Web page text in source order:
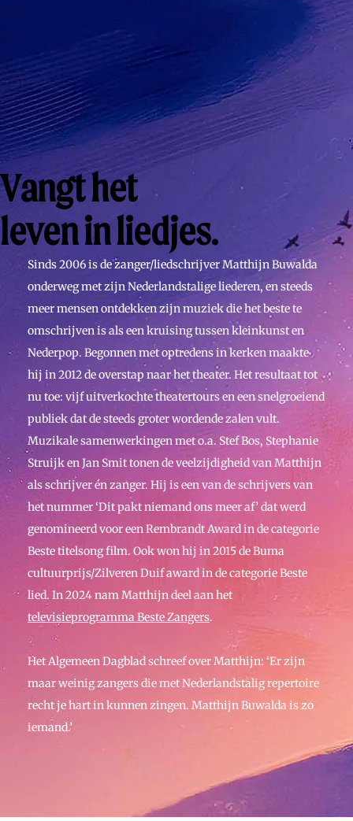
Vangt het
leven in liedjes.
Sinds 2006 is de zanger/liedschrijver Matthijn Buwalda
onderweg met zijn Nederlandstalige liederen, en steeds
meer mensen ontdekken zijn muziek die het beste te
omschrijven is als een kruising tussen kleinkunst en
Nederpop. Begonnen met optredens in kerken maakte
hij in 2012 de overstap naar het theater. Het resultaat tot
nu toe: vijf uitverkochte theatertours en een snelgroeiend
publiek dat de steeds groter wordende zalen vult.
Muzikale samenwerkingen met o.a. Stef Bos, Stephanie
Struijk en Jan Smit tonen de veelzijdigheid van Matthijn
als schrijver én zanger. Hij is een van de schrijvers van
het nummer ‘Dit pakt niemand ons meer af’ dat werd
genomineerd voor een Rembrandt Award in de categorie
Beste titelsong film. Ook won hij in 2015 de Buma
cultuurprijs/Zilveren Duif award in de categorie Beste
lied. In 2024 nam Matthijn deel aan het
televisieprogramma Beste Zangers.
Het Algemeen Dagblad schreef over Matthijn: ‘Er zijn
maar weinig zangers die met Nederlandstalig repertoire
recht je hart in kunnen zingen. Matthijn Buwalda is zo
iemand.’